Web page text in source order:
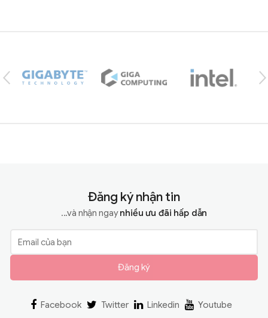
Đăng ký nhận tin
...và nhận ngaynhiều ưu đãi hấp dẫn
Đăng ký
Facebook Twitter Linkedin Youtube